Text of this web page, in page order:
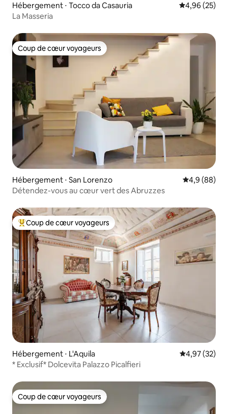
Hébergement ⋅ Tocco da Casauria Évaluation
4,96 (25)
La Masseria
Coup de cœur voyageurs
Coup de cœur voyageurs
Hébergement ⋅ San Lorenzo Évaluation
4,9 (88)
Détendez-vous au cœur vert des Abruzzes
Coups de cœur voyageurs les plus appréciés
Coup de cœur voyageurs
Hébergement ⋅ L'Aquila Évaluation
4,97 (32)
* Exclusif* Dolcevita Palazzo Picalfieri
Coup de cœur voyageurs
Coup de cœur voyageurs